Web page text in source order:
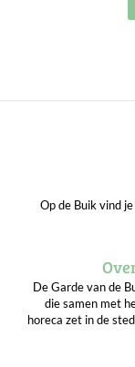
Op de Buik vind
De Garde van de
die samen met
horeca zet in de